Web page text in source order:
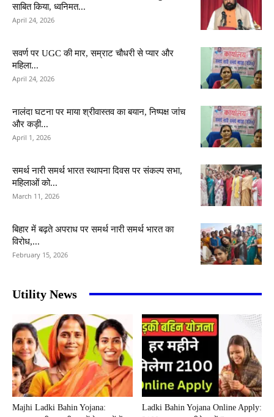
साबित किया, ध्वनिमत...
April 24, 2026
सवर्ण पर UGC की मार, सम्राट चौधरी से प्यार और
महिला...
April 24, 2026
नालंदा घटना पर माया श्रीवास्तव का बयान, निष्पक्ष जांच
और कड़ी...
April 1, 2026
समर्थ नारी समर्थ भारत स्थापना दिवस पर संकल्प सभा,
महिलाओं को...
March 11, 2026
बिहार में बढ़ते अपराध पर समर्थ नारी समर्थ भारत का
विरोध,...
February 15, 2026
Utility News
Majhi Ladki Bahin Yojana:
Ladki Bahin Yojana Online Apply: